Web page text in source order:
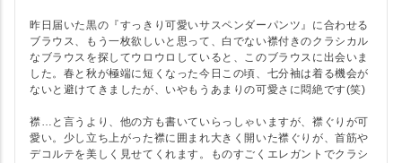
昨日届いた黒の『すっきり可愛いサスペンダーパンツ』に合わせる
ブラウス、もう一枚欲しいと思って、白でない襟付きのクラシカル
なブラウスを探してウロウロしていると、このブラウスに出会いま
した。春と秋が極端に短くなった今日この頃、七分袖は着る機会が
ないと避けてきましたが、いやもうあまりの可愛さに悶絶です(笑)
襟…と言うより、他の方も書いていらっしゃいますが、襟ぐりが可
愛い。少し立ち上がった襟に囲まれ大きく開いた襟ぐりが、首筋や
デコルテを美しく見せてくれます。ものすごくエレガントでクラシ